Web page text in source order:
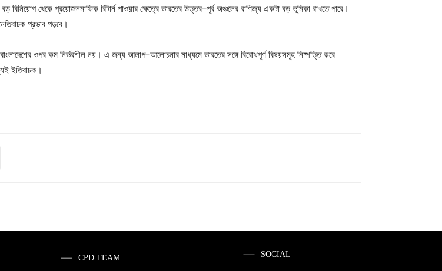
বিনিয়োগ থেকে প্রয়োজনমাফিক রিটার্ন পাওয়ার ক্ষেত্রে ভারতের উত্তর–পূর্ব অঞ্চলের বাণিজ্য একটা বড় ভূমিকা রাখতে পারে।
প্রভাব পড়বে।
ওপর কম নির্ভরশীল নয়। এ জন্য আলাপ–আলোচনার মাধ্যমে ভারতের সঙ্গে বিরোধপূর্ণ বিষয়সমূহ নিষ্পত্তি করে
ইতিবাচক।
CPD TEAM SOCIAL